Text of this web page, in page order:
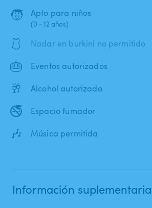
🧒 Apto para niños
(0 - 12 años)
🩱 Nadar en burkini no permitido
🎂 Eventos autorizados
🥂 Alcohol autorizado
🚭 Espacio fumador
🎶 Música permitida
Información suplementaria